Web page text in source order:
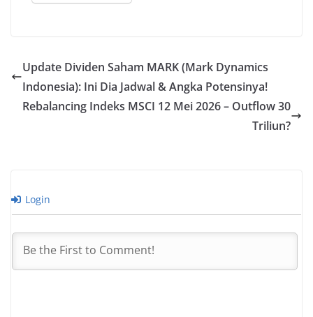
Update Dividen Saham MARK (Mark Dynamics
Indonesia): Ini Dia Jadwal & Angka Potensinya!
Rebalancing Indeks MSCI 12 Mei 2026 – Outflow 30
Triliun?
Login